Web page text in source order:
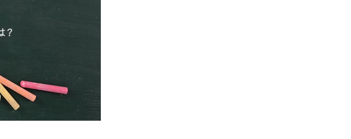
た言葉